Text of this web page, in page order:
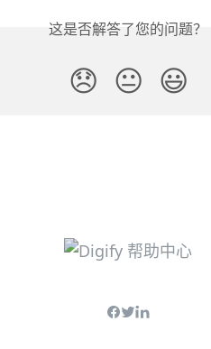
这是否解答了您的问题？
😞 😐 😃